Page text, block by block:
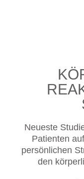
Neueste
Patienten
persönlichen
den